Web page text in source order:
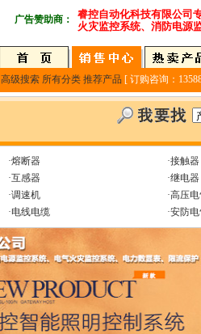
广告赞助商：
睿控自动化科技有限公司
火灾监控系统、消防电源
高级搜索 所有分类 推荐产品 [ 订购咨询：
·熔断器
·接触器
·互感器
·继电器
·调速机
·高压
·电线电缆 ·安防